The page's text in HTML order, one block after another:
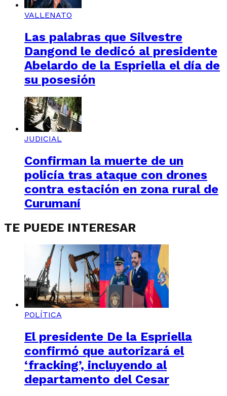
VALLENATO
Las palabras que Silvestre
Dangond le dedicó al presidente
Abelardo de la Espriella el día de
su posesión
JUDICIAL
Confirman la muerte de un
policía tras ataque con drones
contra estación en zona rural de
Curumaní
TE PUEDE INTERESAR
POLÍTICA
El presidente De la Espriella
confirmó que autorizará el
‘fracking’, incluyendo al
departamento del Cesar